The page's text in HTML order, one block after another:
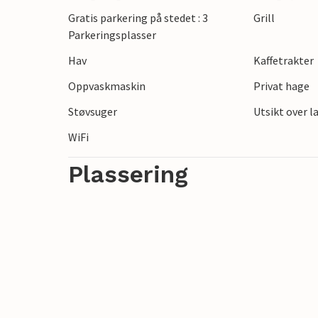
minigolf samt et badeområde. Den
avslappende, solfylte badedager om
prøve fiskelykken her - kanskje du får
Fantastiske ferier venter på deg i dette
Gratis parkering på stedet : 3
Parkeringsplasser
Grill
Hav Kaffetrakter
Oppvaskmaskin
Privat hage
Støvsuger
Utsikt over
WiFi
Plassering